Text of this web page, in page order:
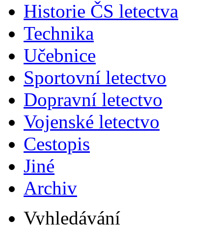
Historie ČS letectva
Technika
Učebnice
Sportovní letectvo
Dopravní letectvo
Vojenské letectvo
Cestopis
Jiné
Archiv
Vyhledávání